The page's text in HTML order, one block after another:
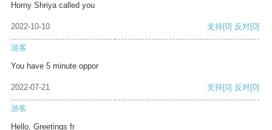
Horny Shriya called you
2022-10-10 支持[0] 反对[0]
游客
You have 5 minute oppor
2022-07-21 支持[0] 反对[0]
游客
Hello, Greetings fr